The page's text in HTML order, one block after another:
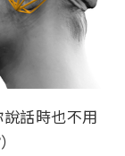
話時也不用